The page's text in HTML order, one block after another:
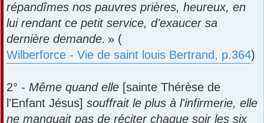
répandîmes nos pauvres prières, heureux, en
lui rendant ce petit service, d'exaucer sa
dernière demande. » (
Wilberforce - Vie de saint louis Bertrand, p.364)
2° - Même quand elle [sainte Thérèse de
l'Enfant Jésus] souffrait le plus à l'infirmerie, elle
ne manquait pas de ré­citer chaque soir les six